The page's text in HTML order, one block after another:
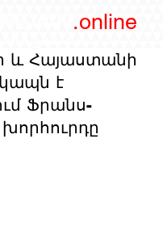
.online
և Հայաստանի
է
Ֆրանս-